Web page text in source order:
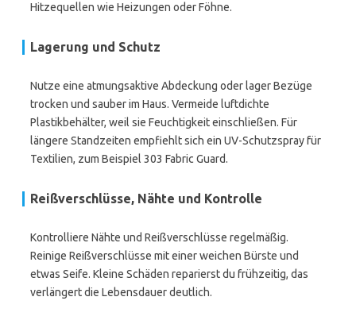
Hitzequellen wie Heizungen oder Föhne.
Lagerung und Schutz
Nutze eine atmungsaktive Abdeckung oder lager Bezüge
trocken und sauber im Haus. Vermeide luftdichte
Plastikbehälter, weil sie Feuchtigkeit einschließen. Für
längere Standzeiten empfiehlt sich ein UV-Schutzspray für
Textilien, zum Beispiel 303 Fabric Guard.
Reißverschlüsse, Nähte und Kontrolle
Kontrolliere Nähte und Reißverschlüsse regelmäßig.
Reinige Reißverschlüsse mit einer weichen Bürste und
etwas Seife. Kleine Schäden reparierst du frühzeitig, das
verlängert die Lebensdauer deutlich.